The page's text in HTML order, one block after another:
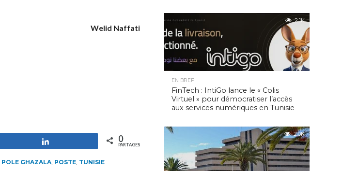
Welid Naffati
0
PARTAGES
POLE GHAZALA, POSTE, TUNISIE
2.1K
EN BREF
FinTech : IntiGo lance le « Colis
Virtuel » pour démocratiser l’accès
aux services numériques en Tunisie
2.0K